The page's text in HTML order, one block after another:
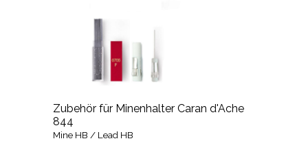
Zubehör für Minenhalter Caran d'Ache
844
Mine HB / Lead HB